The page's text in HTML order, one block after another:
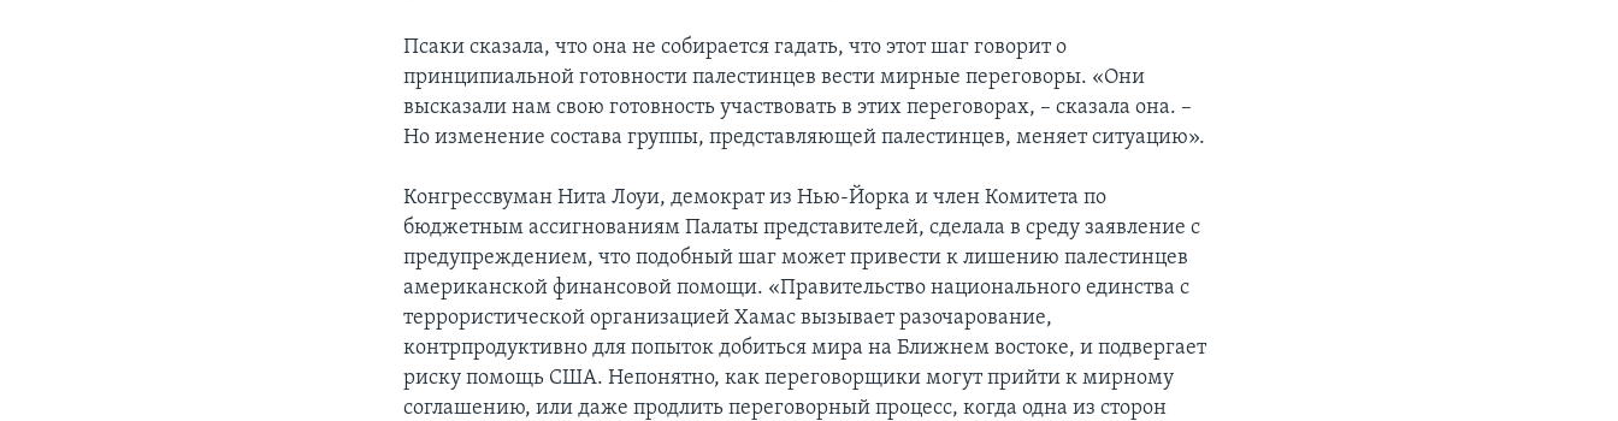
Псаки сказала, что она не собирается гадать, что этот шаг говорит о
принципиальной готовности палестинцев вести мирные переговоры. «Они
высказали нам свою готовность участвовать в этих переговорах, – сказала она. –
Но изменение состава группы, представляющей палестинцев, меняет ситуацию».
Конгрессвуман Нита Лоуи, демократ из Нью-Йорка и член Комитета по
бюджетным ассигнованиям Палаты представителей, сделала в среду заявление с
предупреждением, что подобный шаг может привести к лишению палестинцев
американской финансовой помощи. «Правительство национального единства с
террористической организацией Хамас вызывает разочарование,
контрпродуктивно для попыток добиться мира на Ближнем востоке, и подвергает
риску помощь США. Непонятно, как переговорщики могут прийти к мирному
соглашению, или даже продлить переговорный процесс, когда одна из сторон